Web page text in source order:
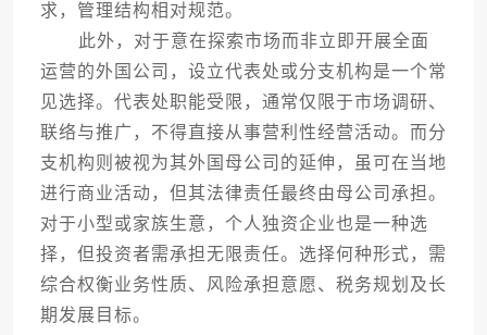
求，管理结构相对规范。
此外，对于意在探索市场而非立即开展全面
运营的外国公司，设立代表处或分支机构是一个常
见选择。代表处职能受限，通常仅限于市场调研、
联络与推广，不得直接从事营利性经营活动。而分
支机构则被视为其外国母公司的延伸，虽可在当地
进行商业活动，但其法律责任最终由母公司承担。
对于小型或家族生意，个人独资企业也是一种选
择，但投资者需承担无限责任。选择何种形式，需
综合权衡业务性质、风险承担意愿、税务规划及长
期发展目标。